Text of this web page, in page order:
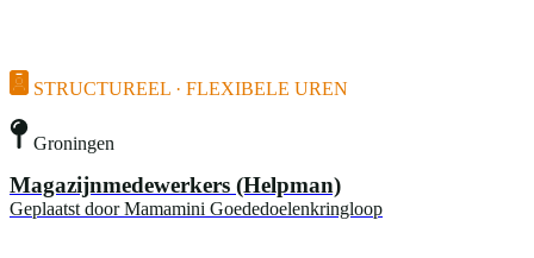
STRUCTUREEL · FLEXIBELE UREN
Groningen
Magazijnmedewerkers (Helpman)
Geplaatst door Mamamini Goededoelenkringloop